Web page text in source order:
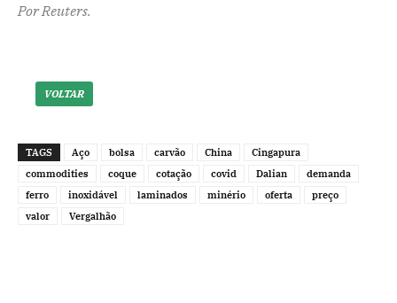
Por Reuters.
VOLTAR
TAGS Aço bolsa carvão China
Cingapura
commodities
coque cotação covid Dalian
demanda
ferro
inoxidável laminados minério oferta
preço
valor
Vergalhão